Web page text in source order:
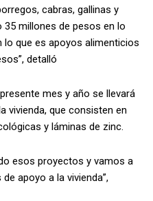
cabras, gallinas y
millones de pesos en lo
que es apoyos alimenticios
detalló
mes y año se llevará
vivienda, que consisten en
y láminas de zinc.
esos proyectos y vamos a
apoyo a la vivienda”,